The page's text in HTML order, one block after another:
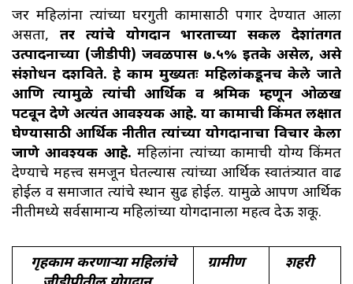
जर महिलांना त्यांच्या घरगुती कामासाठी पगार देण्यात आला
असता, तर त्यांचे योगदान भारताच्या सकल देशांतर्गत
उत्पादनाच्या (जीडीपी) जवळपास ७.५% इतके असेल, असे
संशोधन दर्शविते. हे काम मुख्यतः महिलांकडूनच केले जाते
आणि त्यामुळे त्यांची आर्थिक व श्रमिक म्हणून ओळख
पटवून देणे अत्यंत आवश्यक आहे. या कामाची किंमत लक्षात
घेण्यासाठी आर्थिक नीतीत त्यांच्या योगदानाचा विचार केला
जाणे आवश्यक आहे. महिलांना त्यांच्या कामाची योग्य किंमत
देण्याचे महत्त्व समजून घेतल्यास त्यांच्या आर्थिक स्वातंत्र्यात वाढ
होईल व समाजात त्यांचे स्थान सुदृढ होईल. यामुळे आपण आर्थिक
नीतीमध्ये सर्वसामान्य महिलांच्या योगदानाला महत्व देऊ शकू.
गृहकाम करणाऱ्या महिलांचे
ग्रामीण शहरी